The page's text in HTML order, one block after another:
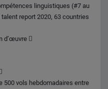
linguistiques (#7 au
report 2020, 63 countries
d’œuvre 
500 vols hebdomadaires entre